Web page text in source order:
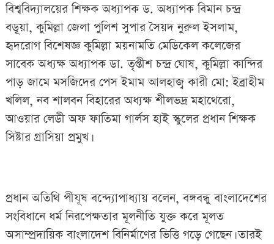
বিশ্ববিদ্যালয়ের শিক্ষক অধ্যাপক ড. অধ্যাপক বিমান চন্দ্র
বড়ূয়া, কুমিল্লা জেলা পুলিশ সুপার সৈয়দ নুরুল ইসলাম,
হৃদরোগ বিশেষজ্ঞ কুমিল্লা ময়নামতি মেডিকেল কলেজের
সাবেক অধ্যক্ষ অধ্যাপক ডা. তৃপ্তীশ চন্দ্র ঘোষ, কুমিল্লা কান্দির
পাড় জামে মসজিদের পেস ইমাম আলহাজ্ব কারী মো: ইব্রাহীম
খলিল, নব শালবন বিহারের অধ্যক্ষ শীলভদ্র মহাথেরো,
আওয়ার লেডী অফ ফাতিমা গার্লস হাই স্কুলের প্রধান শিক্ষক
সিষ্টার গ্রাসিয়া প্রমুখ।
প্রধান অতিথি পীযূষ বন্দ্যোপাধ্যায় বলেন, বঙ্গবন্ধু বাংলাদেশের
সংবিধানে ধর্ম নিরপেক্ষতার মূলনীতি যুক্ত করে মূলত
অসাম্প্রদায়িক বাংলাদেশ বিনির্মাণের ভিত্তি গড়ে গেছেন। তারই